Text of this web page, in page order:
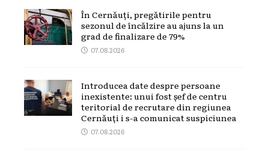
În Cernăuți, pregătirile pentru
sezonul de încălzire au ajuns la un
grad de finalizare de 79%
07.08.2026
Introducea date despre persoane
inexistente: unui fost șef de centru
teritorial de recrutare din regiunea
Cernăuți i s-a comunicat suspiciunea
07.08.2026